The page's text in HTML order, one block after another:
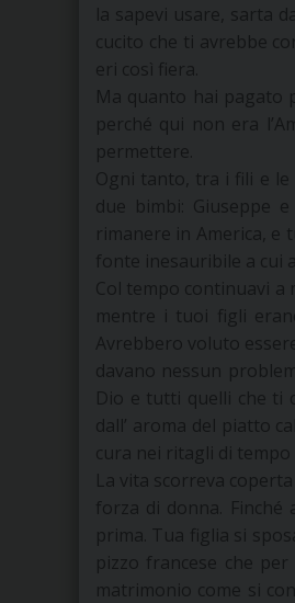
la sapevi usare, sarta
cucito che ti avrebbe
eri così fiera.
Ma quanto hai pagato
perché qui non era
permettere.
Ogni tanto, tra i fili e le
due bimbi: Giuseppe
rimanere in America, e
fonte inesauribile a cui
Col tempo continuavi a
mentre i tuoi figli
Avrebbero voluto
davano nessun
Dio e tutti quelli che ti
dall’ aroma del piatto
cura nei ritagli di tempo
La vita scorreva
forza di donna.
prima. Tua figlia si
pizzo francese che
matrimonio come si